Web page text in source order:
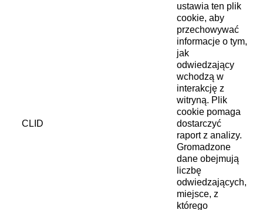
CLID
ustawia ten plik
cookie, aby
przechowywać
informacje o tym,
jak
odwiedzający
wchodzą w
interakcję z
witryną. Plik
cookie pomaga
dostarczyć
raport z analizy.
Gromadzone
dane obejmują
liczbę
odwiedzających,
miejsce, z
którego